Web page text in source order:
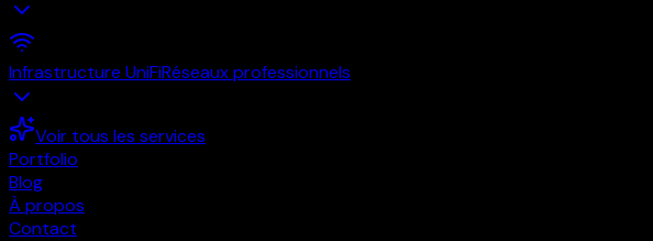
Infrastructure UniFiRéseaux professionnels
Voir tous les services
Portfolio
Blog
À propos
Contact